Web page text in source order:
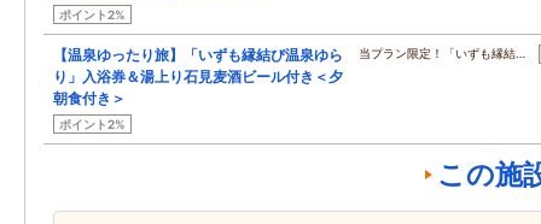
ポイント2%
【温泉ゆったり旅】「いずも縁結び温泉ゆら
り」入浴券＆湯上り石見麦酒ビール付き＜夕
朝食付き＞
ポイント2%
当プラン限定！「いずも縁結…
この施